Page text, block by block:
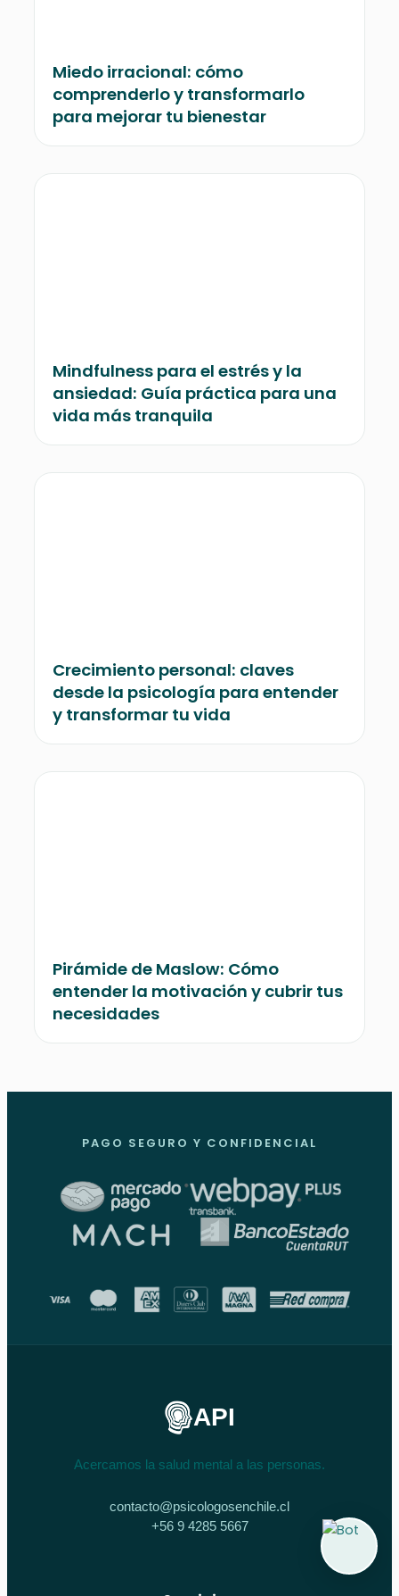
Miedo irracional: cómo
comprenderlo y transformarlo
para mejorar tu bienestar
Mindfulness para el estrés y la
ansiedad: Guía práctica para una
vida más tranquila
Crecimiento personal: claves
desde la psicología para entender
y transformar tu vida
Pirámide de Maslow: Cómo
entender la motivación y cubrir tus
necesidades
PAGO SEGURO Y CONFIDENCIAL
API
Acercamos la salud mental a las personas.
contacto@psicologosenchile.cl
+56 9 4285 5667